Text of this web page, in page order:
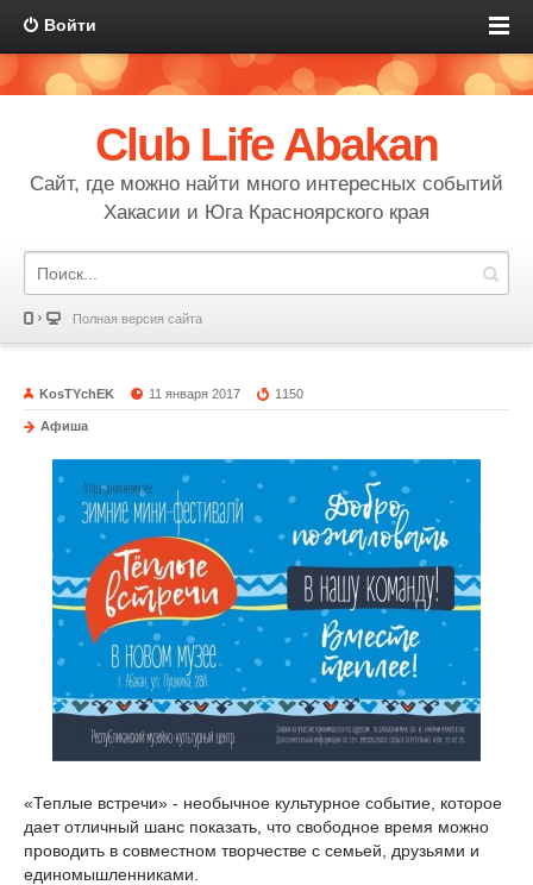
Войти
Club Life Abakan
Сайт, где можно найти много интересных событий
Хакасии и Юга Красноярского края
Полная версия сайта
KosTYchEK 11 января 2017 1150
Афиша
«Теплые встречи» - необычное культурное событие, которое
дает отличный шанс показать, что свободное время можно
проводить в совместном творчестве с семьей, друзьями и
единомышленниками.